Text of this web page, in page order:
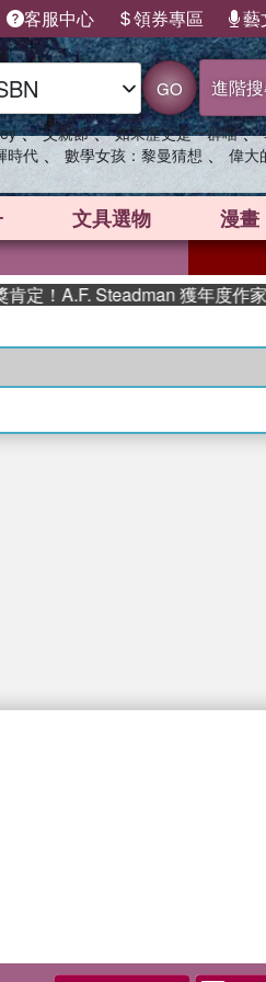
客服中心 領券專區 藝
GO 進階
、 父親節 、 如果歷史是一群喵 、
時代 、 數學女孩：黎曼猜想 、 偉大
文具選物 漫畫
定！A.F. Steadman 獲年度作家